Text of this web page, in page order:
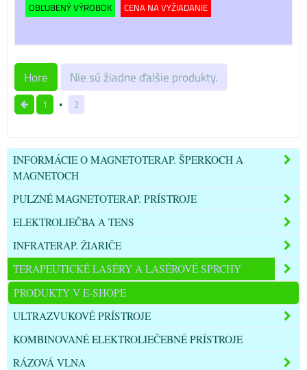
OBĽUBENÝ VÝROBOK CENA NA VYŽIADANIE
Hore Nie sú žiadne ďalšie produkty.
1 2
INFORMÁCIE O MAGNETOTERAP. ŠPERKOCH A
MAGNETOCH
PULZNÉ MAGNETOTERAP. PRÍSTROJE
ELEKTROLIEČBA A TENS
INFRATERAP. ŽIARIČE
TERAPEUTICKÉ LASÉRY A LASÉROVÉ SPRCHY
PRODUKTY V E-SHOPE
ULTRAZVUKOVÉ PRÍSTROJE
KOMBINOVANÉ ELEKTROLIEČEBNÉ PRÍSTROJE
RÁZOVÁ VLNA